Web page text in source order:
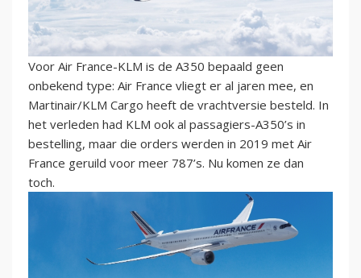
Voor Air France-KLM is de A350 bepaald geen
onbekend type: Air France vliegt er al jaren mee, en
Martinair/KLM Cargo heeft de vrachtversie besteld. In
het verleden had KLM ook al passagiers-A350’s in
bestelling, maar die orders werden in 2019 met Air
France geruild voor meer 787’s. Nu komen ze dan
toch.